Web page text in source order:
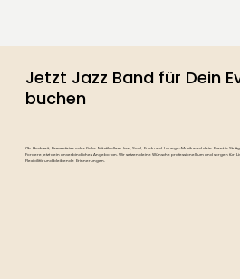
Jetzt Jazz Band für Dein
buchen
Ob Hochzeit, Firmenfeier oder Gala: Mit stilvollem Jazz, Soul, Funk und Lounge-Musik wird dein Event in
Fordere jetzt dein unverbindliches Angebot an. Wir setzen deine Wünsche professionell um und sorgen für
Flexibilität und bleibende Erinnerungen.